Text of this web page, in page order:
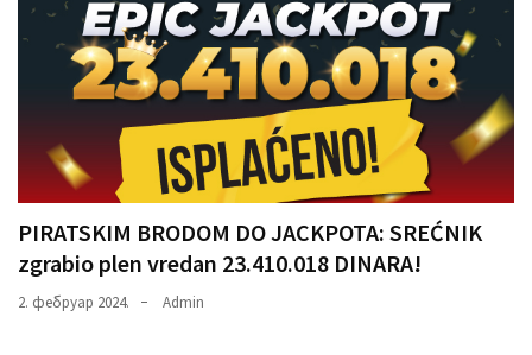
PIRATSKIM BRODOM DO JACKPOTA: SREĆNIK
zgrabio plen vredan 23.410.018 DINARA!
2. фебруар 2024. Admin